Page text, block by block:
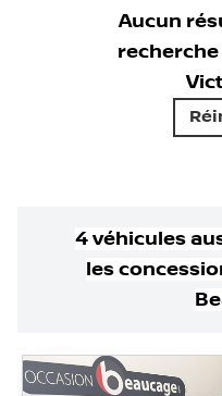
Aucun
recherche
4véhicules
les